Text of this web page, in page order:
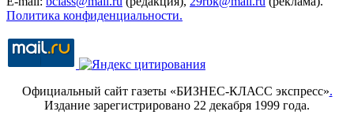
Политика конфиденциальности.
Официальный сайт газеты «БИЗНЕС-КЛАСС экспресс».
Издание зарегистрировано 22 декабря 1999 года.